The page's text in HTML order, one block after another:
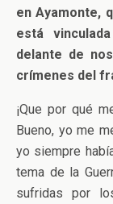
en Ayamonte,
está
delante de
crímenes del
¡Que por qué
Bueno, yo me
yo siempre
tema de la
sufridas por